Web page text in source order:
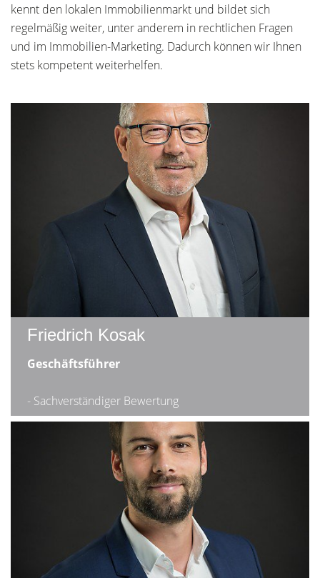
kennt den lokalen Immobilienmarkt und bildet sich
regelmäßig weiter, unter anderem in rechtlichen Fragen
und im Immobilien-Marketing. Dadurch können wir Ihnen
stets kompetent weiterhelfen.
Friedrich Kosak
Geschäftsführer
- Sachverständiger Bewertung